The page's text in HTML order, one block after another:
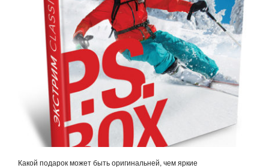
Какой подарок может быть оригинальней, чем яркие